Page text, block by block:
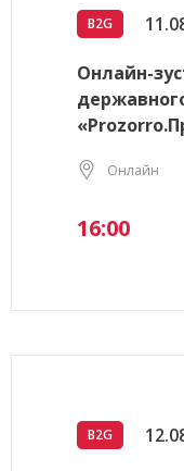
B2G
Онлайн-
Онлайн
16:00
B2G